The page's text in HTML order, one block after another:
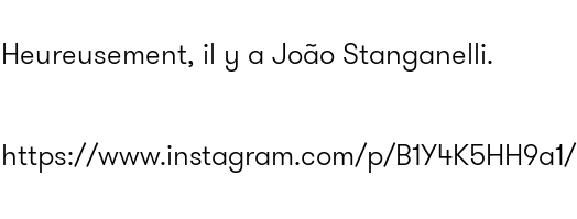
Heureusement, il y a João Stanganelli.
https://www.instagram.com/p/B1Y4K5HH9a1/